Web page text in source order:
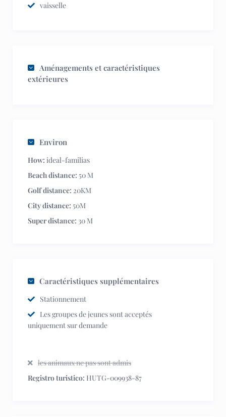
vaisselle
Aménagements et caractéristiques
extérieures
Environ
How: ideal-familias
Beach distance: 50 M
Golf distance: 20KM
City distance: 50M
Super distance: 30 M
Caractéristiques supplémentaires
Stationnement
Les groupes de jeunes sont acceptés
uniquement sur demande
les animaux ne pas sont admis
Registro turistico: HUTG-009938-87